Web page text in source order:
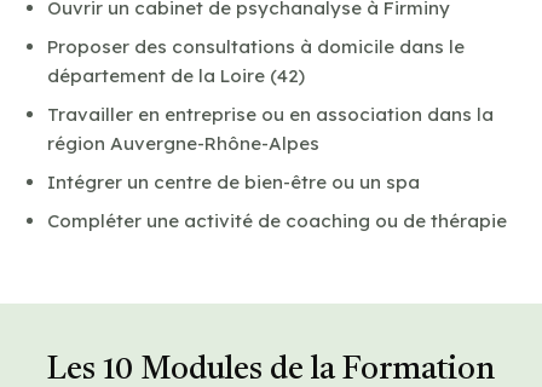
Ouvrir un cabinet de psychanalyse à Firminy
Proposer des consultations à domicile dans le
département de la Loire (42)
Travailler en entreprise ou en association dans la
région Auvergne-Rhône-Alpes
Intégrer un centre de bien-être ou un spa
Compléter une activité de coaching ou de thérapie
Les 10 Modules de la Formation